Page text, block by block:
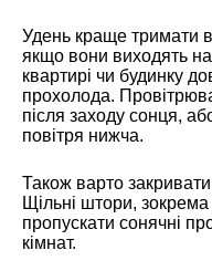
Удень краще тримати
якщо вони виходять
квартирі чи будинку
прохолода.
після заходу сонця,
повітря нижча.
Також варто
Щільні штори,
пропускати сонячні
кімнат.